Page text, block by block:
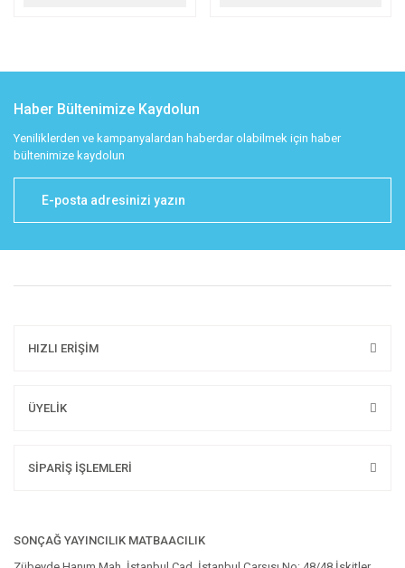
Haber Bültenimize Kaydolun
Yeniliklerden ve kampanyalardan haberdar olabilmek için haber
bültenimize kaydolun
HIZLI ERİŞİM
ÜYELİK
SİPARİŞ İŞLEMLERİ
SONÇAĞ YAYINCILIK MATBAACILIK